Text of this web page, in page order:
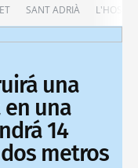
SANT ADRIÀ
una
una
14
metros